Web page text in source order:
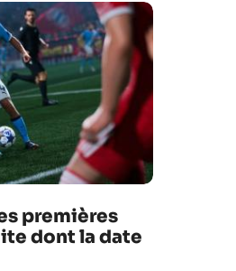
premières
dont la date